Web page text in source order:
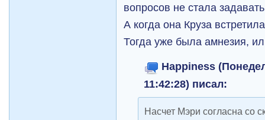
вопросов не стала
А когда она Круза
Тогда уже была амнезия,
Happiness
11:42:28) писал:
Насчет Мэри согласна со